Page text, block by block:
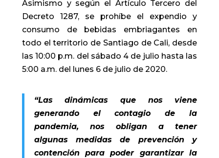
Asimismo y según el Artículo Tercero del
Decreto 1287, se prohíbe el expendio y
consumo de bebidas embriagantes en
todo el territorio de Santiago de Cali, desde
las 10:00 p.m. del sábado 4 de julio hasta las
5:00 a.m. del lunes 6 de julio de 2020.
“Las dinámicas que nos viene
generando el contagio de la
pandemia, nos obligan a tener
algunas medidas de prevención y
contención para poder garantizar la